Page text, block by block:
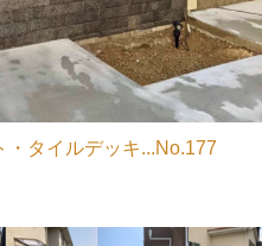
・タイルデッキ...No.177